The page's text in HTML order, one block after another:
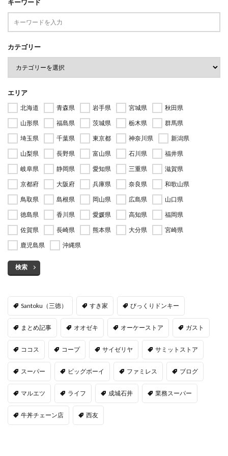
キーワード
カテゴリー
エリア
北海道 青森県 岩手県 宮城県
秋田県
山形県
福島県 茨城県 栃木県
群馬県
埼玉県
千葉県 東京都 神奈川県
新潟県
山梨県
長野県 富山県 石川県
福井県
岐阜県
静岡県 愛知県 三重県
滋賀県
京都府
大阪府 兵庫県 奈良県
和歌山県
鳥取県
島根県 岡山県 広島県
山口県
徳島県
香川県 愛媛県 高知県
福岡県
佐賀県
長崎県 熊本県 大分県
宮崎県
鹿児島県
沖縄県
検索
Santoku（三徳） すき家 びっくりドンキー
まとめ記事 オオゼキ オーケーストア ガスト
ココス コープ サイゼリヤ サミットストア
スーパー ビッグボーイ ファミレス ブログ
マルエツ ライフ 成城石井 業務スーパー
牛丼チェーン店 西友